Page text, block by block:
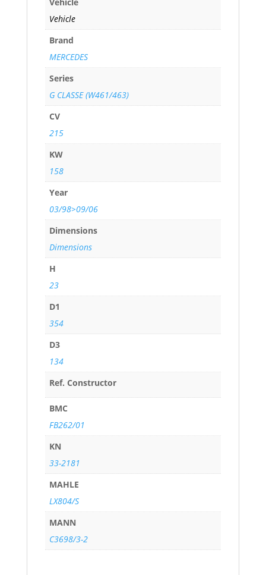
Vehicle
Brand
MERCEDES
Series
G CLASSE (W461/463)
CV
215
KW
158
Year
03/98>09/06
Dimensions
Dimensions
H
23
D1
354
D3
134
Ref. Constructor
BMC
FB262/01
KN
33-2181
MAHLE
LX804/S
MANN
C3698/3-2